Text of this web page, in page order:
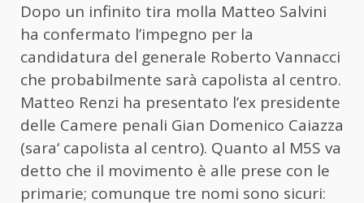
Dopo un infinito tira molla Matteo Salvini
ha confermato l’impegno per la
candidatura del generale Roberto Vannacci
che probabilmente sarà capolista al centro.
Matteo Renzi ha presentato l’ex presidente
delle Camere penali Gian Domenico Caiazza
(sara‘ capolista al centro). Quanto al M5S va
detto che il movimento è alle prese con le
primarie; comunque tre nomi sono sicuri: